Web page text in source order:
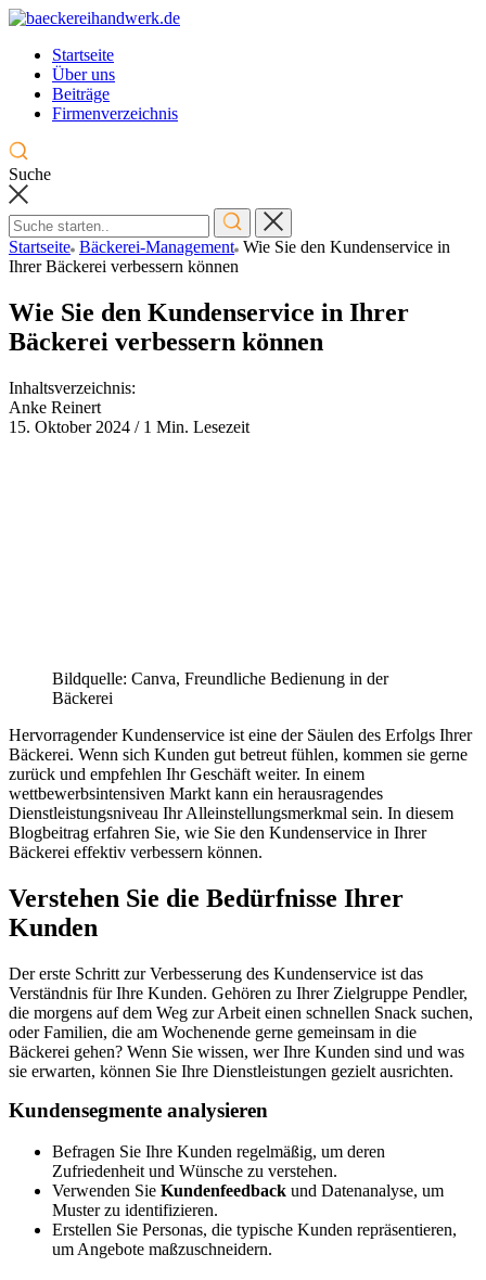
Skip
contentStartseite
Über uns
Beiträge
Firmenverzeichnis
Suche
Startseite Bäckerei-Management Wie Sie den Kundenservice in
Ihrer Bäckerei verbessern können
Wie Sie den Kundenservice in Ihrer
Bäckerei verbessern können
Inhaltsverzeichnis:
Anke Reinert
15. Oktober 2024 /1 Min. Lesezeit
Bildquelle: Canva, Freundliche Bedienung in der
Bäckerei
Hervorragender Kundenservice ist eine der Säulen des Erfolgs Ihrer
Bäckerei. Wenn sich Kunden gut betreut fühlen, kommen sie gerne
zurück und empfehlen Ihr Geschäft weiter. In einem
wettbewerbsintensiven Markt kann ein herausragendes
Dienstleistungsniveau Ihr Alleinstellungsmerkmal sein. In diesem
Blogbeitrag erfahren Sie, wie Sie den Kundenservice in Ihrer
Bäckerei effektiv verbessern können.
Verstehen Sie die Bedürfnisse Ihrer
Kunden
Der erste Schritt zur Verbesserung des Kundenservice ist das
Verständnis für Ihre Kunden. Gehören zu Ihrer Zielgruppe Pendler,
die morgens auf dem Weg zur Arbeit einen schnellen Snack suchen,
oder Familien, die am Wochenende gerne gemeinsam in die
Bäckerei gehen? Wenn Sie wissen, wer Ihre Kunden sind und was
sie erwarten, können Sie Ihre Dienstleistungen gezielt ausrichten.
Kundensegmente analysieren
Befragen Sie Ihre Kunden regelmäßig, um deren
Zufriedenheit und Wünsche zu verstehen.
Verwenden Sie Kundenfeedback und Datenanalyse, um
Muster zu identifizieren.
Erstellen Sie Personas, die typische Kunden repräsentieren,
um Angebote maßzuschneidern.